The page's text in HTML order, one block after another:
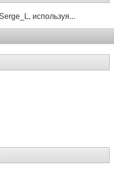
используя...